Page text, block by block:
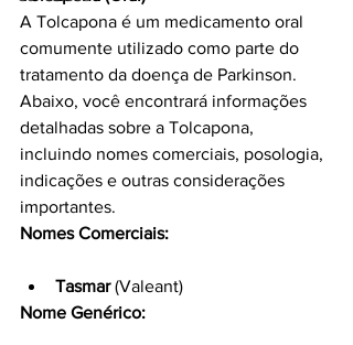
A Tolcapona é um medicamento oral
comumente utilizado como parte do
tratamento da doença de Parkinson.
Abaixo, você encontrará informações
detalhadas sobre a Tolcapona,
incluindo nomes comerciais, posologia,
indicações e outras considerações
importantes.
Nomes Comerciais:
Tasmar (Valeant)
Nome Genérico: